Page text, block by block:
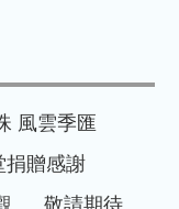
風雲季匯
捐贈感謝
敬請期待